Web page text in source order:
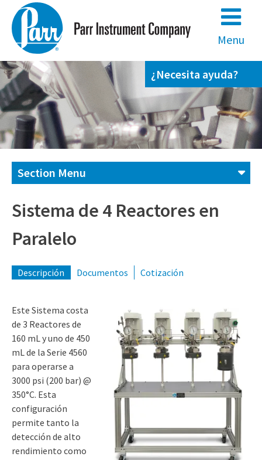
content
Menu
¿Necesita ayuda?
Contáctenos
(309) 762-7716
Section Menu
Sistema de 4 Reactores en
Paralelo
Descripción Documentos Cotización
Este Sistema costa
de 3 Reactores de
160 mL y uno de 450
mL de la Serie 4560
para operarse a
3000 psi (200 bar) @
350°C. Esta
configuración
permite tanto la
detección de alto
rendimiento como